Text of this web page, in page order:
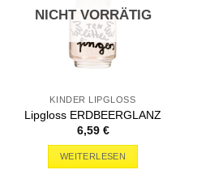
NICHT VORRÄTIG
KINDER LIPGLOSS
Lipgloss ERDBEERGLANZ
6,59 €
WEITERLESEN